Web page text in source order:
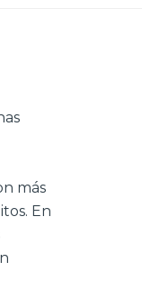
más
En